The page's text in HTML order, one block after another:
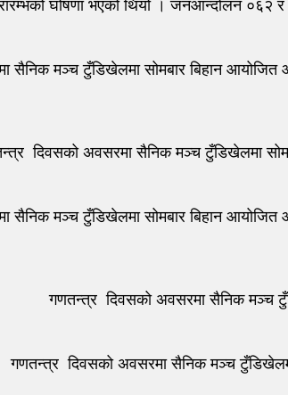
घोषणा भएको थियो । जनआन्दोलन
मञ्च टुँडिखेलमा सोमबार बिहान आयोजित
दिवसको अवसरमा सैनिक मञ्च टुँडिखेलमा
मञ्च टुँडिखेलमा सोमबार बिहान आयोजित
गणतन्त्र दिवसको अवसरमा सैनिक मञ्च
गणतन्त्र दिवसको अवसरमा सैनिक मञ्च